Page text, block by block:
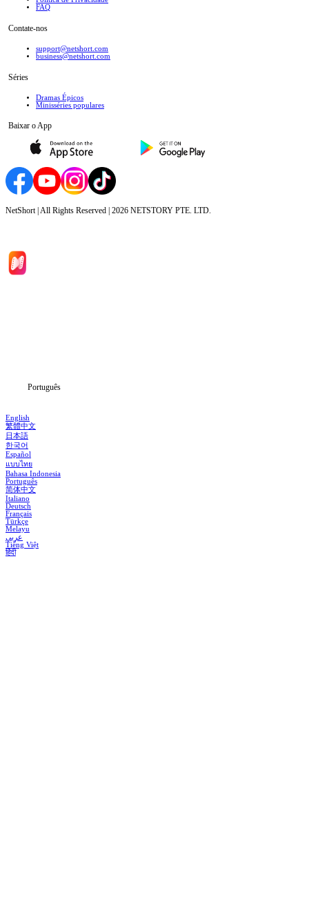
FAQ
Contate-nos
support@netshort.com
business@netshort.com
Séries
Dramas Épicos
Minisséries populares
Baixar o App
NetShort | All Rights Reserved | 2026 NETSTORY PTE. LTD.
Português
English
繁體中文
日本語
한국어
Español
แบบไทย
Bahasa Indonesia
Português
简体中文
Italiano
Deutsch
Français
Türkçe
Melayu
عربي
Tiếng Việt
हिंदी